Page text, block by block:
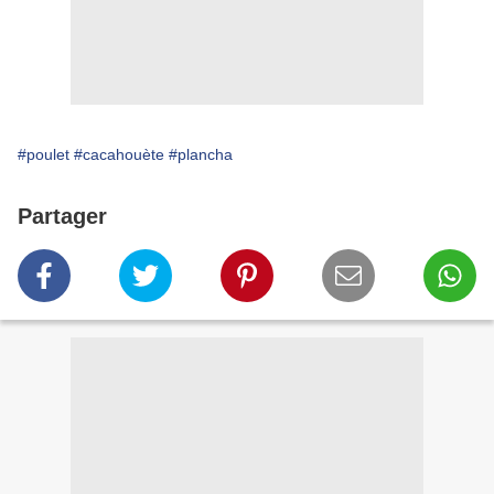
#poulet #cacahouète #plancha
Partager